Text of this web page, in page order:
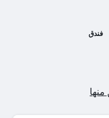
فندق